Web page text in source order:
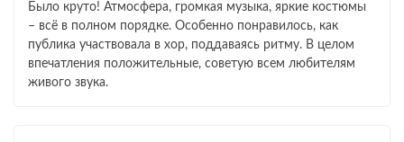
Было круто! Атмосфера, громкая музыка, яркие костюмы
– всё в полном порядке. Особенно понравилось, как
публика участвовала в хор, поддаваясь ритму. В целом
впечатления положительные, советую всем любителям
живого звука.